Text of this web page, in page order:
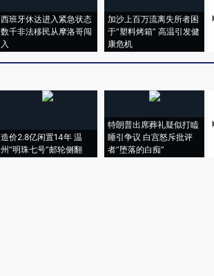
西班牙休达进入紧急状态
数千非法移民从摩洛哥闯
入
加沙上百万流离失所者困
于“塑料烤箱” 高温引发健
康危机
造价2.8亿闲置14年 温
州“明珠七号”邮轮侧翻
特朗普出席葬礼疑似打瞌
睡引争议 白宫怒斥批评
者“堕落的白痴”